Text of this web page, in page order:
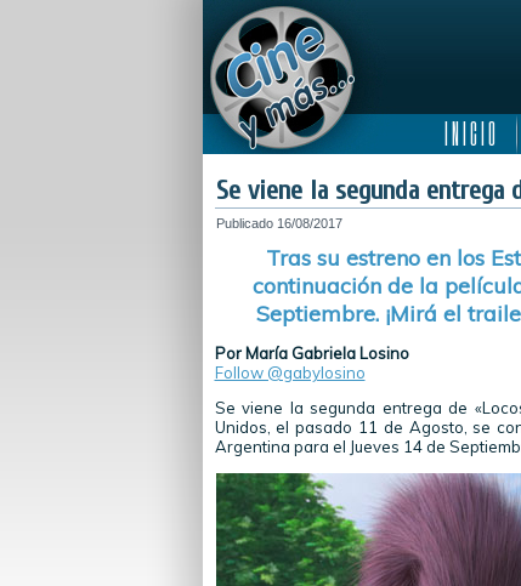
I N I C I O
Se viene la segunda entrega
Publicado 16/08/2017
Tras su estreno en los
continuación de la
Septiembre. ¡Mirá el
Por María Gabriela Losino
Follow @gabylosino
Se viene la segunda entrega de
Unidos, el pasado 11 de Agosto, se
Argentina para el Jueves 14 de